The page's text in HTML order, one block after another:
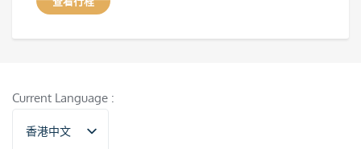
Current Language :
香港中文